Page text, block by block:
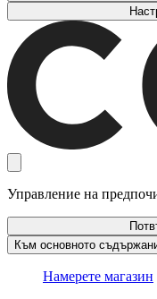
Управление на
Към основното
Намерете магазин